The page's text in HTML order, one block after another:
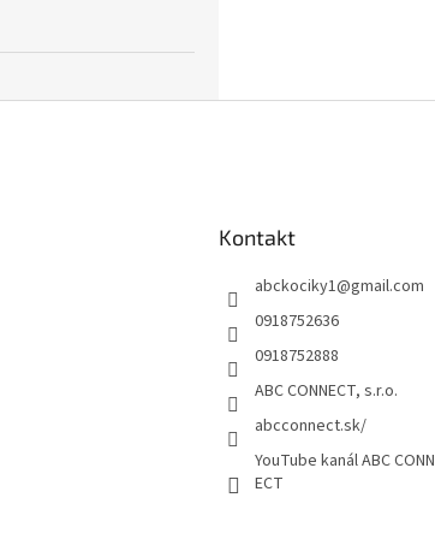
Kontakt
abckociky1@gmail.com
0918752636
0918752888
ABC CONNECT, s.r.o.
abcconnect.sk/
YouTube kanál ABC CONN
ECT